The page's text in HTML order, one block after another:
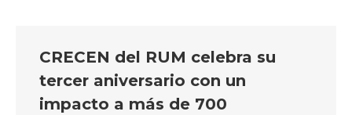
CRECEN del RUM celebra su
tercer aniversario con un
impacto a más de 700